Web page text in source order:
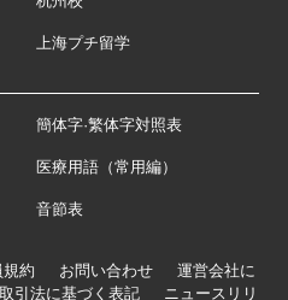
上海プチ留学
簡体字·繁体字対照表
医療用語（常用編）
音節表
約 お問い合わせ
運営会社に
引法に基づく表記 ニュースリリ